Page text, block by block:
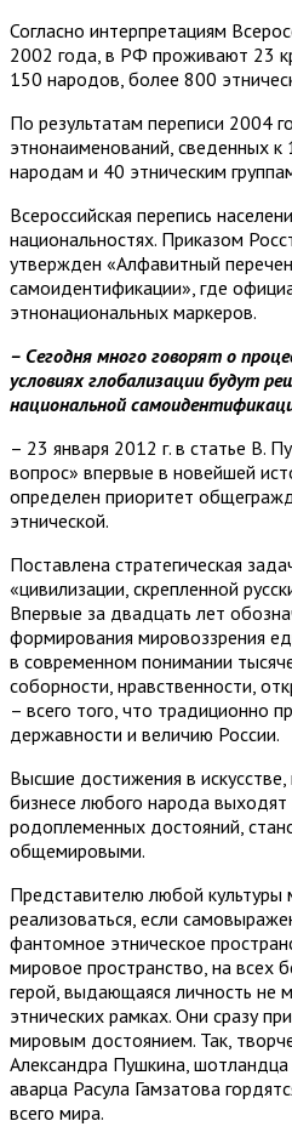
Согласно интерпретациям
2002 года, в РФ проживают 23
150 народов, более 800
По результатам переписи 2004
этнонаименований, сведенных
народам и 40 этническим
Всероссийская перепись
национальностях. Приказом
утвержден «Алфавитный
самоидентификации», где
этнонациональных маркеров.
– Сегодня много говорят о
условиях глобализации будут
национальной
– 23 января 2012 г. в статье В.
вопрос» впервые в новейшей
определен приоритет
этнической.
Поставлена стратегическая
«цивилизации, скрепленной
Впервые за двадцать лет
формирования мировоззрения
в современном понимании
соборности, нравственности,
– всего того, что традиционно
державности и величию России.
Высшие достижения в искусстве,
бизнесе любого народа выходят
родоплеменных достояний,
общемировыми.
Представителю любой культуры
реализоваться, если
фантомное этническое
мировое пространство, на всех
герой, выдающаяся личность не
этнических рамках. Они сразу
мировым достоянием. Так,
Александра Пушкина,
аварца Расула Гамзатова
всего мира.